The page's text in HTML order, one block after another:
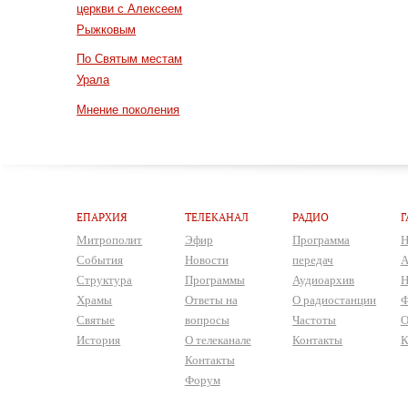
церкви с Алексеем
Рыжковым
По Святым местам
Урала
Мнение поколения
ЕПАРХИЯ
Митрополит
События
Структура
Храмы
Святые
История
ТЕЛЕКАНАЛ
Эфир
Новости
Программы
Ответы на
вопросы
О телеканале
Контакты
Форум
РАДИО
Программа
передач
Аудиоархив
О радиостанции
Частоты
Контакты